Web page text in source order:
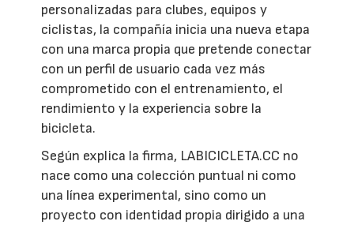
personalizadas para clubes, equipos y
ciclistas, la compañía inicia una nueva etapa
con una marca propia que pretende conectar
con un perfil de usuario cada vez más
comprometido con el entrenamiento, el
rendimiento y la experiencia sobre la
bicicleta.
Según explica la firma, LABICICLETA.CC no
nace como una colección puntual ni como
una línea experimental, sino como un
proyecto con identidad propia dirigido a una